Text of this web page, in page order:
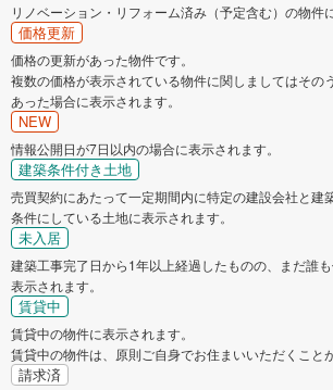
リノベーション・リフォーム済み（予定含む）の物件
価格更新
価格の更新があった物件です。
複数の価格が表示されている物件に関しましてはその
あった場合に表示されます。
NEW
情報公開日が7日以内の場合に表示されます。
建築条件付き土地
売買契約にあたって一定期間内に特定の建設会社と建
条件にしている土地に表示されます。
未入居
建築工事完了日から1年以上経過したものの、まだ誰
表示されます。
賃貸中
賃貸中の物件に表示されます。
賃貸中の物件は、原則ご自身でお住まいいただくこと
請求済